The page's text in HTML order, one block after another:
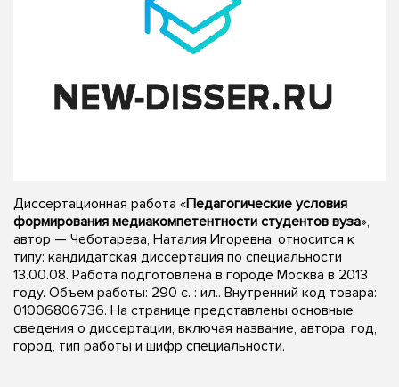
Диссертационная работа «Педагогические условия
формирования медиакомпетентности студентов вуза»,
автор — Чеботарева, Наталия Игоревна, относится к
типу: кандидатская диссертация по специальности
13.00.08. Работа подготовлена в городе Москва в 2013
году. Объем работы: 290 с. : ил.. Внутренний код товара:
01006806736. На странице представлены основные
сведения о диссертации, включая название, автора, год,
город, тип работы и шифр специальности.